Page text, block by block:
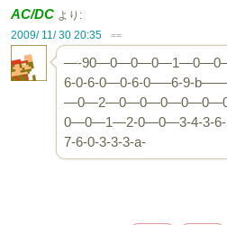
AC/DC より:
2009/ 11/ 30 20:35
==
—-
6-0-6-0—0-6-0—–6-9-
0—0—1—2-0—0—3-4-3-6-
7-6-0-3-3-3-a-